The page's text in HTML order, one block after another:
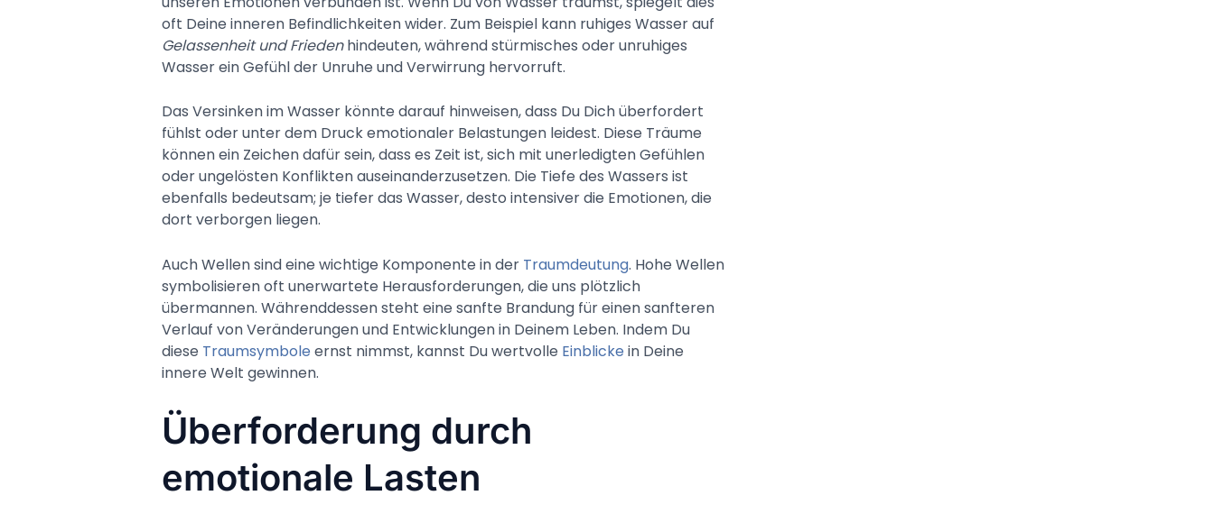
oft Deine inneren Befindlichkeiten wider. Zum Beispiel kann ruhiges Wasser auf
Gelassenheit und Friedenhindeuten, während stürmisches oder unruhiges
Wasser ein Gefühl der Unruhe und Verwirrung hervorruft.
Das Versinken im Wasser könnte darauf hinweisen, dass Du Dich überfordert
fühlst oder unter dem Druck emotionaler Belastungen leidest. Diese Träume
können ein Zeichen dafür sein, dass es Zeit ist, sich mit unerledigten Gefühlen
oder ungelösten Konflikten auseinanderzusetzen. Die Tiefe des Wassers ist
ebenfalls bedeutsam; je tiefer das Wasser, desto intensiver die Emotionen, die
dort verborgen liegen.
Auch Wellen sind eine wichtige Komponente in der Traumdeutung. Hohe Wellen
symbolisieren oft unerwartete Herausforderungen, die uns plötzlich
übermannen. Währenddessen steht eine sanfte Brandung für einen sanfteren
Verlauf von Veränderungen und Entwicklungen in Deinem Leben. Indem Du
diese Traumsymbole ernst nimmst, kannst Du wertvolle Einblicke in Deine
innere Welt gewinnen.
Überforderung durch
emotionale Lasten